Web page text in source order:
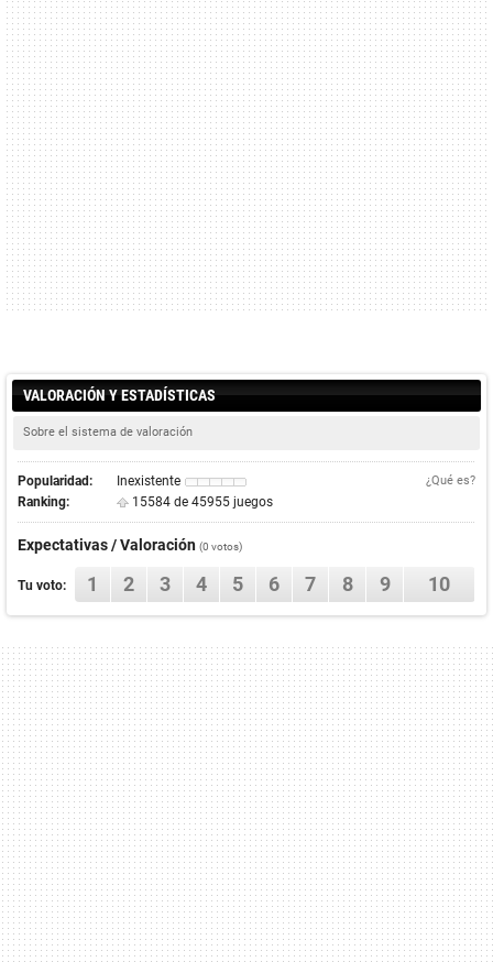
VALORACIÓN Y ESTADÍSTICAS
Sobre el sistema de valoración
Popularidad: Inexistente ¿Qué es?
Ranking: 15584 de 45955 juegos
Expectativas / Valoración (0 votos)
Tu voto: 1 2 3 4 5 6 7 8 9 10